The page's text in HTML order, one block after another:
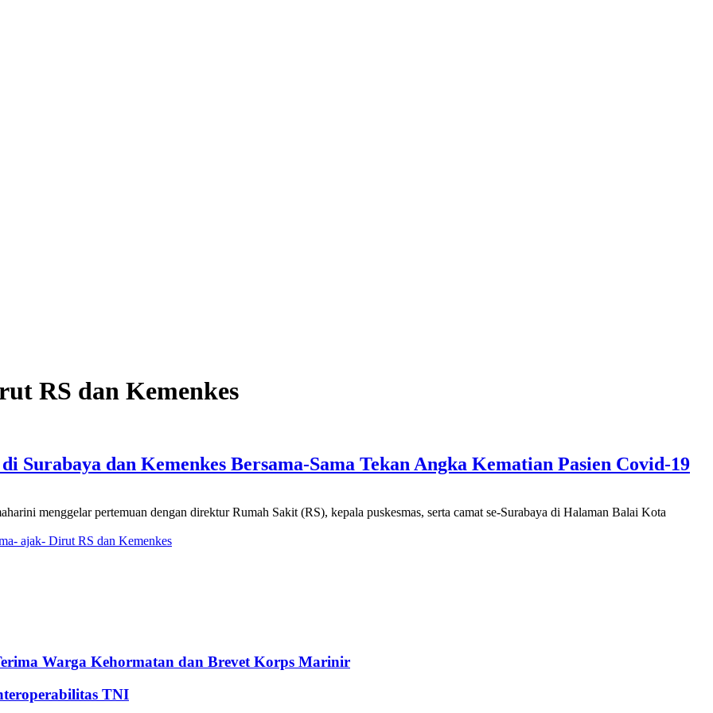
RS dan Kemenkes
Surabaya dan Kemenkes Bersama-Sama Tekan Angka Kematian Pasien Covid-19
menggelar pertemuan dengan direktur Rumah Sakit (RS), kepala puskesmas, serta camat se-Surabaya di Halaman Balai Kota
ajak- Dirut RS dan Kemenkes
Warga Kehormatan dan Brevet Korps Marinir
TNI